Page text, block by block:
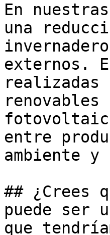
En
una
externos.
realizadas
entre
ambiente
## ¿Crees
puede ser
que